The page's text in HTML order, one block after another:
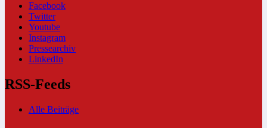
Facebook
Twitter
Youtube
Instagram
Pressearchiv
LinkedIn
RSS-Feeds
Alle Beiträge